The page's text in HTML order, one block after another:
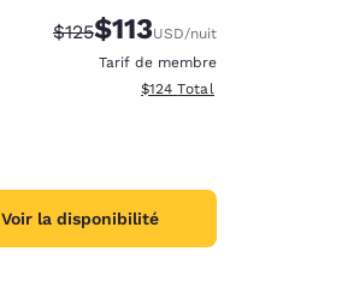
Tarif barré :
$125Tarif réduit :
$113USD/nuit
Tarif de membre
Afficher les détails totaux
$124 Total
Voir la disponibilité